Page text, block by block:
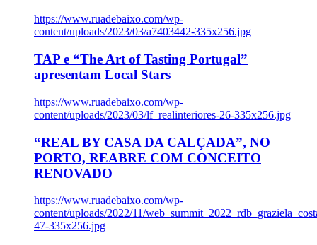
https://www.ruadebaixo.com/wp-
content/uploads/2023/03/a7403442-335x256.jpg
TAP e “The Art of Tasting Portugal”
apresentam Local Stars
https://www.ruadebaixo.com/wp-
content/uploads/2023/03/lf_realinteriores-26-335x256.jpg
“REAL BY CASA DA CALÇADA”, NO
PORTO, REABRE COM CONCEITO
RENOVADO
https://www.ruadebaixo.com/wp-
content/uploads/2022/11/
47-335x256.jpg